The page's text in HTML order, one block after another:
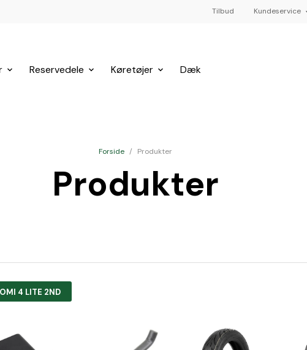
Tilbud Kundeservice
Reservedele Køretøjer Dæk
Forside / Produkter
Produkter
4 LITE 2ND